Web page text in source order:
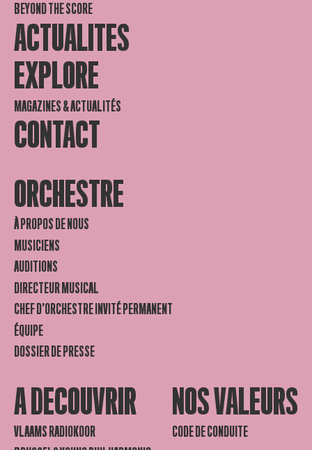
BEYOND THE SCORE
ACTUALITES
EXPLORE
MAGAZINES & ACTUALITÉS
CONTACT
ORCHESTRE
À PROPOS DE NOUS
MUSICIENS
AUDITIONS
DIRECTEUR MUSICAL
CHEF D’ORCHESTRE INVITÉ PERMANENT
ÉQUIPE
DOSSIER DE PRESSE
A DECOUVRIR
VLAAMS RADIOKOOR
NOS VALEURS
CODE DE CONDUITE